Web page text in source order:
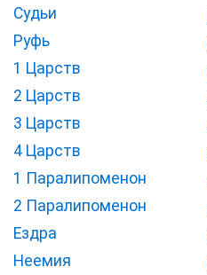
Судьи
Руфь
1 Царств
2 Царств
3 Царств
4 Царств
1 Паралипоменон
2 Паралипоменон
Ездра
Неемия